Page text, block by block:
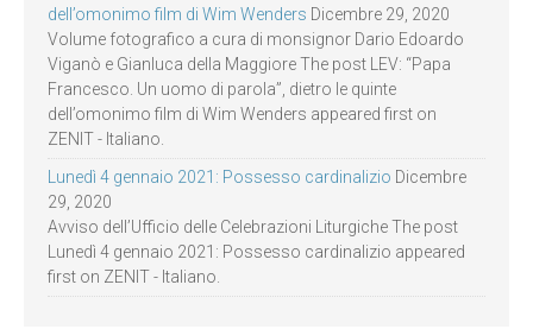
dell’omonimo film di Wim Wenders Dicembre 29, 2020
Volume fotografico a cura di monsignor Dario Edoardo
Viganò e Gianluca della Maggiore The post LEV: “Papa
Francesco. Un uomo di parola”, dietro le quinte
dell’omonimo film di Wim Wenders appeared first on
ZENIT - Italiano.
Lunedì 4 gennaio 2021: Possesso cardinalizio Dicembre
29, 2020
Avviso dell’Ufficio delle Celebrazioni Liturgiche The post
Lunedì 4 gennaio 2021: Possesso cardinalizio appeared
first on ZENIT - Italiano.